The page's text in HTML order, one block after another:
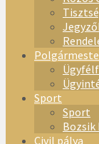
Sport
Sport
Civil pálya